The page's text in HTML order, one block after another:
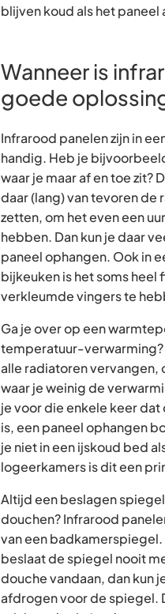
blijven koud als het
Wanneer is
goede
Infrarood panelen zijn in
handig. Heb je
waar je maar af en toe zit?
daar (lang) van tevoren de
zetten, om het even een
hebben. Dan kun je daar
paneel ophangen. Ook in
bijkeuken is het soms heel
verkleumde vingers te
Ga je over op een
temperatuur-verwarming?
alle radiatoren vervangen,
waar je weinig de
je voor die enkele keer
is, een paneel ophangen
je niet in een ijskoud bed
logeerkamers is dit een
Altijd een beslagen
douchen? Infrarood
van een
beslaat de spiegel nooit
douche vandaan, dan kun
afdrogen voor de spiegel.